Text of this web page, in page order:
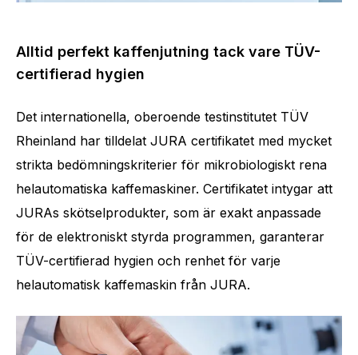
Alltid perfekt kaffenjutning tack vare TÜV-
certifierad hygien
Det internationella, oberoende testinstitutet TÜV
Rheinland har tilldelat JURA certifikatet med mycket
strikta bedömningskriterier för mikrobiologiskt rena
helautomatiska kaffemaskiner. Certifikatet intygar att
JURAs skötselprodukter, som är exakt anpassade
för de elektroniskt styrda programmen, garanterar
TÜV-certifierad hygien och renhet för varje
helautomatisk kaffemaskin från JURA.